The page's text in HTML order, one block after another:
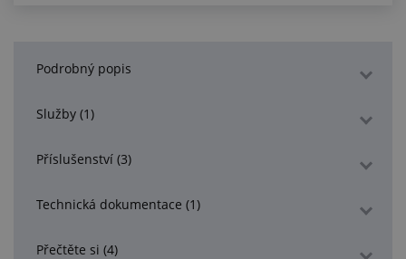
Podrobný popis
Služby (1)
Příslušenství (3)
Technická dokumentace (1)
Přečtěte si (4)